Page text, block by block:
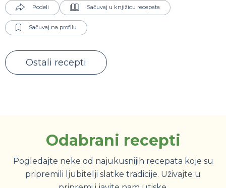
Podeli Sačuvaj u knjižicu recepata
Sačuvaj na profilu
Ostali recepti
Odabrani recepti
Pogledajte neke od najukusnijih recepata koje su
pripremili ljubitelji slatke tradicije. Uživajte u